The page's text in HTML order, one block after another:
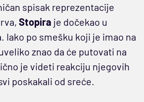
spisak reprezentacije
Stopira je dočekao u
Iako po smešku koji je imao na
znao da će putovati na
je videti reakciju njegovih
poskakali od sreće.